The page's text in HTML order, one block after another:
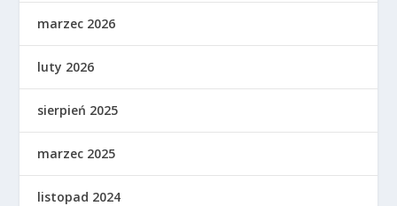
marzec 2026
luty 2026
sierpień 2025
marzec 2025
listopad 2024